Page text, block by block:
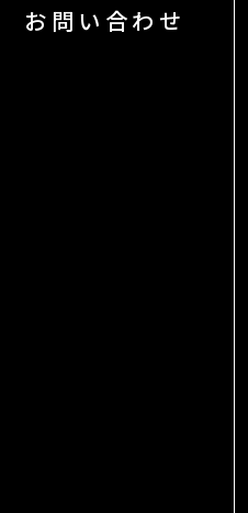
お問い合わせ